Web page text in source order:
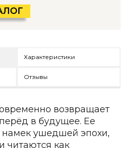
комплектация по вашему
Характеристики
Отзывы
возвращает
в будущее. Ее
ушедшей эпохи,
читаются как